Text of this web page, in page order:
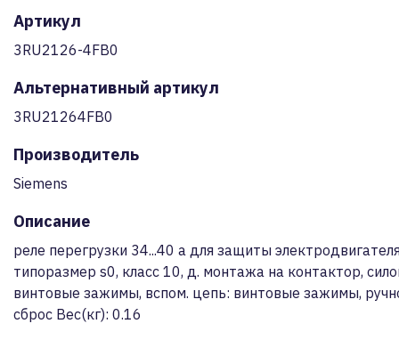
Артикул
3RU2126-4FB0
Альтернативный артикул
3RU21264FB0
Производитель
Siemens
Описание
реле перегрузки 34...40 a для защиты
типоразмер s0, класс 10, д. монтажа на контактор,
винтовые зажимы, вспом. цепь: винтовые зажимы,
сброс Вес(кг): 0.16